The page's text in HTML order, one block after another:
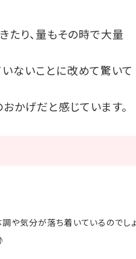
たり、量もその時で大量
ないことに改めて驚いて
かげだと感じています。
や気分が落ち着いているのでし